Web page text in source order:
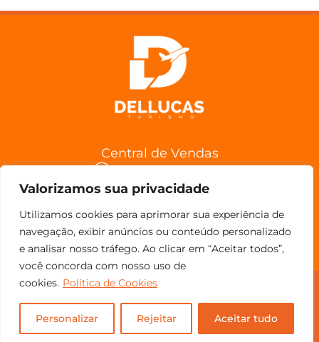
Valorizamos sua privacidade
Utilizamos cookies para aprimorar sua experiência de
navegação, exibir anúncios ou conteúdo personalizado
e analisar nosso tráfego. Ao clicar em “Aceitar todos”,
você concorda com nosso uso de
cookies. Política de Cookies
Personalizar Rejeitar Aceitar tudo
Central de Vendas
Confira a Política de Cancelamentos
© Copyright 2023 - Todos os direitos reservados.